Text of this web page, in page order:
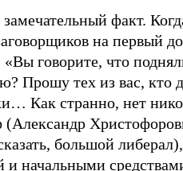
замечательный факт.
на первый
говорите, что
Прошу тех из вас, кто
Как странно, нет
большой
и начальными